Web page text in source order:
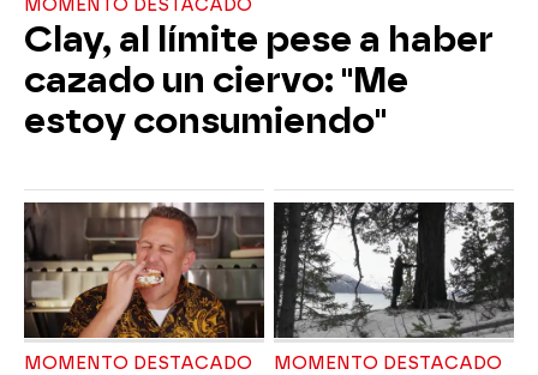
MOMENTO DESTACADO
Clay, al límite pese a haber
cazado un ciervo: "Me
estoy consumiendo"
MOMENTO DESTACADO MOMENTO DESTACADO